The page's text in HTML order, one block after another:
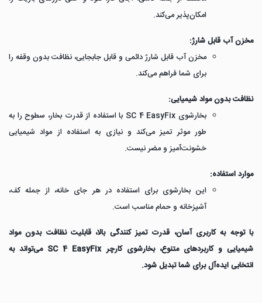
امکان‌پذیر می‌کند.
مخزن آب قابل شارژ:
مخزن آب قابل شارژ دائمی و قابل جابجایی، نظافت بدون وقفه را
برای شما فراهم می‌کند.
نظافت بدون مواد شیمیایی:
بخارشوی SC 4 EasyFix با استفاده از قدرت بخار، سطوح را به
طور موثر تمیز می‌کند و نیازی به استفاده از مواد شیمیایی
خشونت‌آمیز و مضر نیست.
موارد استفاده:
این بخارشوی برای استفاده در هر جای خانه، از جمله کف،
آشپزخانه و حمام مناسب است.
با توجه به کاربری آسان، قدرت تمیز کنندگی بالا، قابلیت نظافت بدون مواد
شیمیایی و کاربردهای متنوع، بخارشوی کارچر SC 4 EasyFix می‌تواند به
انتخابی ایده‌آل برای شما تبدیل شود.